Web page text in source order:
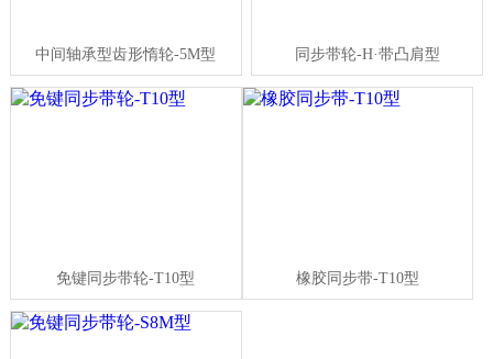
中间轴承型齿形惰轮-5M型 同步带轮-H·带凸肩型
免键同步带轮-T10型 橡胶同步带-T10型